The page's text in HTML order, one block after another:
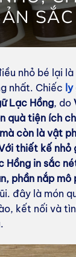
nhỏ bé lại
nhất. Chiếc
Lạc Hồng, do
quà tiện ích
còn là vật
thiết kế nhỏ
Hồng in sắc
phần nắp mô
đây là món
kết nối và